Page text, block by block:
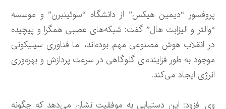
پروفسور “دیمین هیکس” از دانشگاه “سوئینبرن” و موسسه
“والتر و الیزابت هال” گفت: شبکه‌های عصبی همگرا و پیچیده
در انقلاب هوش مصنوعی مهم بوده‌اند، اما فناوری سیلیکونی
موجود به طور فزاینده‌ای گلوگاهی در سرعت پردازش و بهره‌وری
انرژی ایجاد می‌کند.
وی افزود: این دستیابی به موفقیت نشان می‌دهد که چگونه